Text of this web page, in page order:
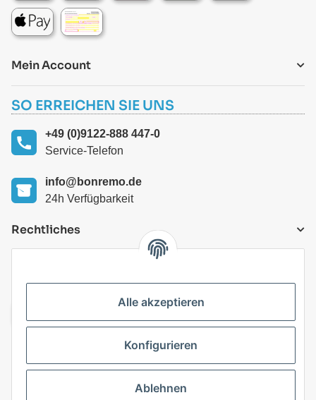
Mein Account
SO ERREICHEN SIE UNS
+49 (0)9122-888 447-0
Service-Telefon
info@bonremo.de
24h Verfügbarkeit
Rechtliches
Alle akzeptieren
Konfigurieren
Ablehnen